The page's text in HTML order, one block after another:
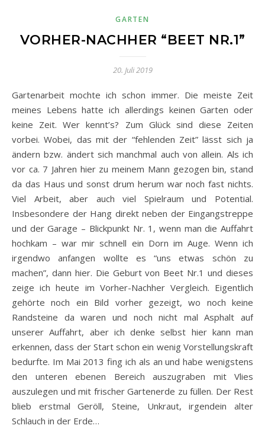
GARTEN
VORHER-NACHHER “BEET NR.1”
20. Juli 2019
Gartenarbeit mochte ich schon immer. Die meiste Zeit
meines Lebens hatte ich allerdings keinen Garten oder
keine Zeit. Wer kennt’s? Zum Glück sind diese Zeiten
vorbei. Wobei, das mit der “fehlenden Zeit” lässt sich ja
ändern bzw. ändert sich manchmal auch von allein. Als ich
vor ca. 7 Jahren hier zu meinem Mann gezogen bin, stand
da das Haus und sonst drum herum war noch fast nichts.
Viel Arbeit, aber auch viel Spielraum und Potential.
Insbesondere der Hang direkt neben der Eingangstreppe
und der Garage – Blickpunkt Nr. 1, wenn man die Auffahrt
hochkam – war mir schnell ein Dorn im Auge. Wenn ich
irgendwo anfangen wollte es “uns etwas schön zu
machen”, dann hier. Die Geburt von Beet Nr.1 und dieses
zeige ich heute im Vorher-Nachher Vergleich. Eigentlich
gehörte noch ein Bild vorher gezeigt, wo noch keine
Randsteine da waren und noch nicht mal Asphalt auf
unserer Auffahrt, aber ich denke selbst hier kann man
erkennen, dass der Start schon ein wenig Vorstellungskraft
bedurfte. Im Mai 2013 fing ich als an und habe wenigstens
den unteren ebenen Bereich auszugraben mit Vlies
auszulegen und mit frischer Gartenerde zu füllen. Der Rest
blieb erstmal Geröll, Steine, Unkraut, irgendein alter
Schlauch in der Erde…